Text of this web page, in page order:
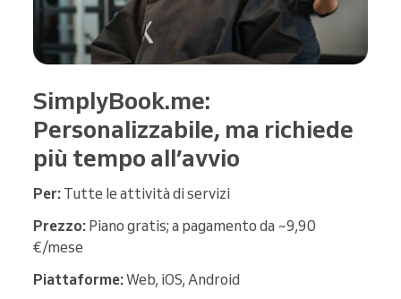
SimplyBook.me:
Personalizzabile, ma richiede
più tempo all’avvio
Per: Tutte le attività di servizi
Prezzo: Piano gratis; a pagamento da ~9,90
€/mese
Piattaforme:Web, iOS, Android